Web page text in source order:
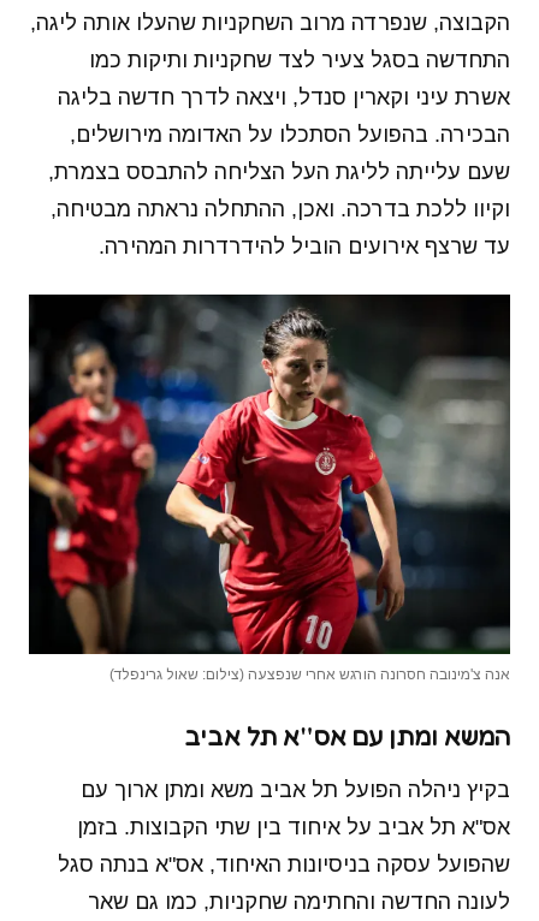
הקבוצה, שנפרדה מרוב השחקניות שהעלו אותה ליגה,
התחדשה בסגל צעיר לצד שחקניות ותיקות כמו
אשרת עיני וקארין סנדל, ויצאה לדרך חדשה בליגה
הבכירה. בהפועל הסתכלו על האדומה מירושלים,
שעם עלייתה לליגת העל הצליחה להתבסס בצמרת,
וקיוו ללכת בדרכה. ואכן, ההתחלה נראתה מבטיחה,
עד שרצף אירועים הוביל להידרדרות המהירה.
אנה צ'מינובה חסרונה הורגש אחרי שנפצעה (צילום: שאול גרינפלד)
המשא ומתן עם אס"א תל אביב
בקיץ ניהלה הפועל תל אביב משא ומתן ארוך עם
אס"א תל אביב על איחוד בין שתי הקבוצות. בזמן
שהפועל עסקה בניסיונות האיחוד, אס"א בנתה סגל
לעונה החדשה והחתימה שחקניות, כמו גם שאר